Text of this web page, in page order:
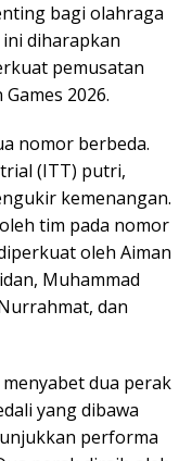
bagi olahraga
diharapkan
pemusatan
2026.
nomor berbeda.
(ITT) putri,
kemenangan.
tim pada nomor
oleh Aiman
Muhammad
dan
dua perak
yang dibawa
performa